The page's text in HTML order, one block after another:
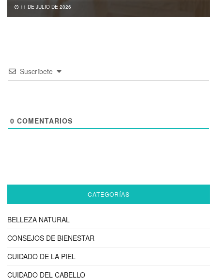
11 DE JULIO DE 2026
Suscríbete
0 COMENTARIOS
CATEGORÍAS
BELLEZA NATURAL
CONSEJOS DE BIENESTAR
CUIDADO DE LA PIEL
CUIDADO DEL CABELLO